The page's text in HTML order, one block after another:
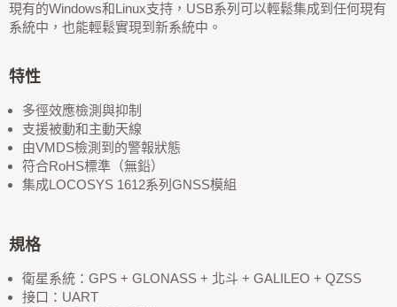
現有的Windows和Linux支持，USB系列可以輕鬆集成到任何現有
系統中，也能輕鬆實現到新系統中。
特性
多徑效應檢測與抑制
支援被動和主動天線
由VMDS檢測到的警報狀態
符合RoHS標準（無鉛）
集成LOCOSYS 1612系列GNSS模組
規格
衛星系統：GPS + GLONASS + 北斗 + GALILEO + QZSS
接口：UART